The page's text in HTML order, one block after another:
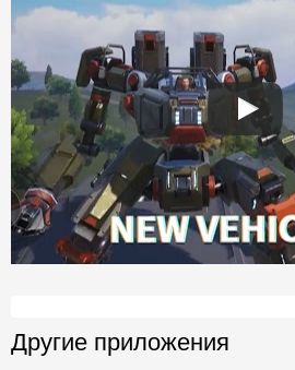
Другие приложения